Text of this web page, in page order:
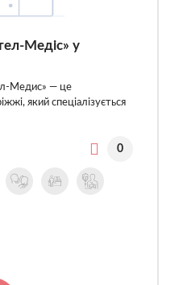
Медіс» у
Медис» — це
який спеціалізується
0